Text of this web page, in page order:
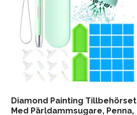
Diamond Painting Tillbehörset
Med Pärldammsugare, Penna,